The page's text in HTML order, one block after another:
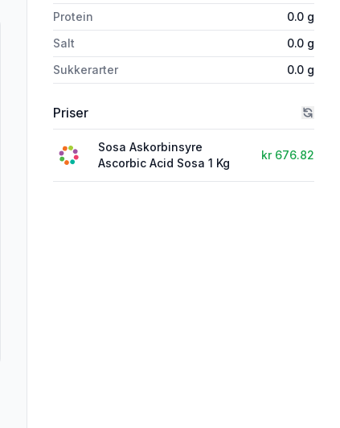
Protein
0.0 g
Salt
0.0 g
Sukkerarter
0.0 g
Priser
Sosa Askorbinsyre
Ascorbic Acid Sosa 1 Kg
kr 676.82